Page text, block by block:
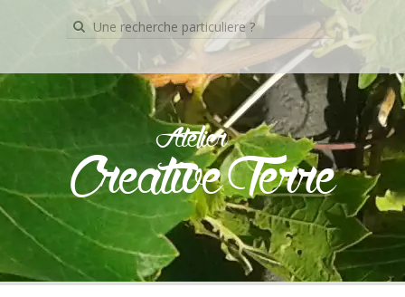
Recherche
pour:
Atelier
Creative Terre
Skip
to